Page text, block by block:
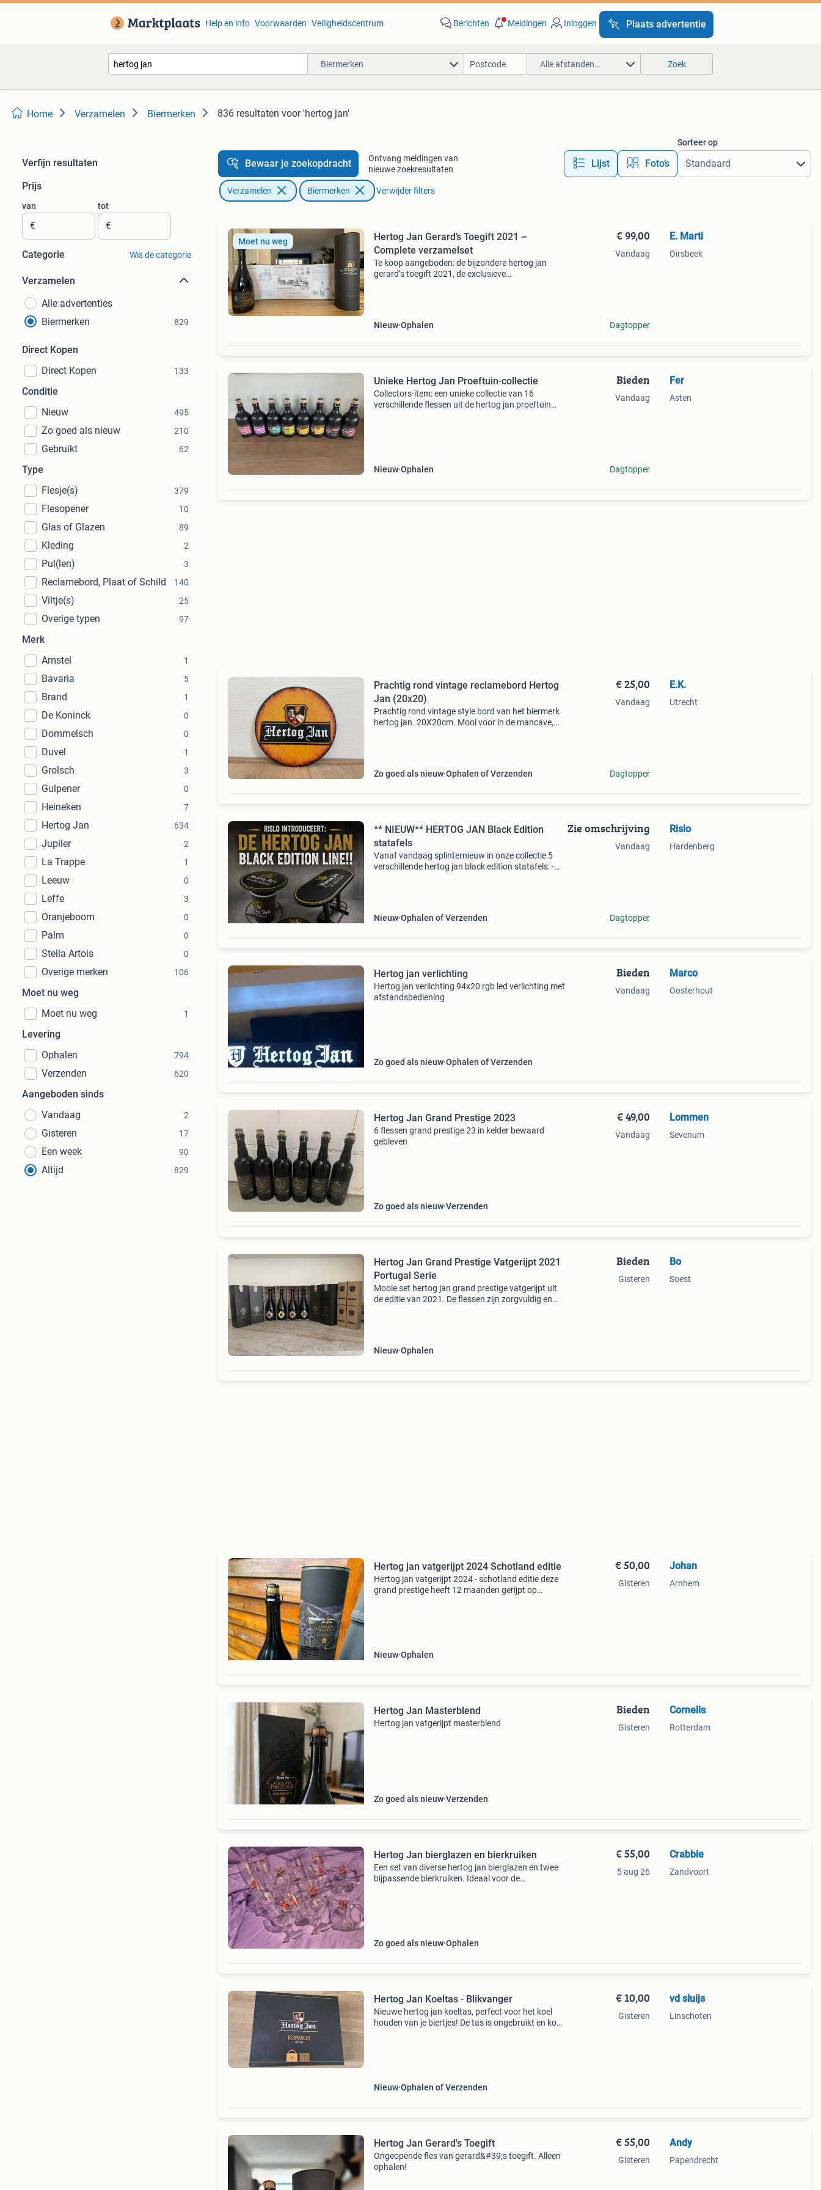
Help en info Voorwaarden Veiligheidscentrum Berichten Meldingen Inloggen Plaats advertentie
Biermerken Alle afstanden… Zoek
Home Verzamelen Biermerken 836 resultaten voor 'hertog jan'
Verfijn resultaten
Prijs
van
€
tot
€
Categorie Wis de categorie
Verzamelen
Alle advertenties
Biermerken
829
Direct Kopen
Direct Kopen
133
Conditie
Nieuw
495
Zo goed als nieuw 210
Gebruikt 62
Type
Flesje(s)
379
Flesopener 10
Glas of Glazen 89
Kleding 2
Pul(len) 3
Reclamebord, Plaat of Schild 140
Viltje(s) 25
Overige typen 97
Merk
Amstel
1
Bavaria 5
Brand 1
De Koninck 0
Dommelsch 0
Duvel 1
Grolsch 3
Gulpener 0
Heineken 7
Hertog Jan 634
Jupiler 2
La Trappe 1
Leeuw 0
Leffe 3
Oranjeboom 0
Palm 0
Stella Artois 0
Overige merken 106
Moet nu weg
Moet nu weg
1
Levering
Ophalen
794
Verzenden 620
Aangeboden sinds
Vandaag
2
Gisteren 17
Een week 90
Altijd 829
Bewaar je zoekopdracht
Ontvang meldingen van
nieuwe zoekresultaten
Lijst Foto’s
Sorteer op
Verzamelen Biermerken Verwijder filters
Moet nu weg
Hertog Jan Gerard’s Toegift 2021 –
Complete verzamelset
Te koop aangeboden: de bijzondere hertog jan
gerard’s toegift 2021, de exclusieve
Nieuw Ophalen
€ 99,00
Vandaag
Dagtopper
E. Marti
Oirsbeek
Unieke Hertog Jan Proeftuin-collectie
Collectors-item: een unieke collectie van 16
verschillende flessen uit de hertog jan proeftuin
Nieuw Ophalen
Bieden
Vandaag
Dagtopper
Fer
Asten
Prachtig rond vintage reclamebord Hertog
Jan (20x20)
Prachtig rond vintage style bord van het biermerk
hertog jan. 20X20cm. Mooi voor in de mancave,
Zo goed als nieuw Ophalen of Verzenden
€ 25,00
Vandaag
Dagtopper
E.K.
Utrecht
** NIEUW** HERTOG JAN Black Edition
statafels
Vanaf vandaag splinternieuw in onze collectie 5
verschillende hertog jan black edition statafels: -
Nieuw Ophalen of Verzenden
Zie omschrijving
Vandaag
Dagtopper
Rislo
Hardenberg
Hertog jan verlichting
Hertog jan verlichting 94x20 rgb led verlichting met
afstandsbediening
Zo goed als nieuw Ophalen of Verzenden
Bieden
Vandaag
Marco
Oosterhout
Hertog Jan Grand Prestige 2023
6 flessen grand prestige 23 in kelder bewaard
gebleven
Zo goed als nieuw Verzenden
€ 49,00
Vandaag
Lommen
Sevenum
Hertog Jan Grand Prestige Vatgerijpt 2021
Portugal Serie
Mooie set hertog jan grand prestige vatgerijpt uit
de editie van 2021. De flessen zijn zorgvuldig en
Nieuw Ophalen
Bieden
Gisteren
Bo
Soest
Hertog jan vatgerijpt 2024 Schotland editie
Hertog jan vatgerijpt 2024 - schotland editie deze
grand prestige heeft 12 maanden gerijpt op
Nieuw Ophalen
€ 50,00
Gisteren
Johan
Arnhem
Hertog Jan Masterblend
Hertog jan vatgerijpt masterblend
Zo goed als nieuw Verzenden
Bieden
Gisteren
Cornelis
Rotterdam
Hertog Jan bierglazen en bierkruiken
Een set van diverse hertog jan bierglazen en twee
bijpassende bierkruiken. Ideaal voor de
Zo goed als nieuw Ophalen
€ 55,00
5 aug 26
Crabbie
Zandvoort
Hertog Jan Koeltas - Blikvanger
Nieuwe hertog jan koeltas, perfect voor het koel
houden van je biertjes! De tas is ongebruikt en komt
Nieuw Ophalen of Verzenden
€ 10,00
Gisteren
vd sluijs
Linschoten
Hertog Jan Gerard's Toegift
Ongeopende fles van gerard&#39;s toegift. Alleen
ophalen!
€ 55,00
Gisteren
Andy
Papendrecht